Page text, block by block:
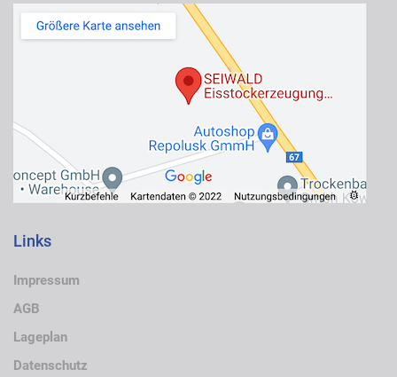
Links
Impressum
AGB
Lageplan
Datenschutz